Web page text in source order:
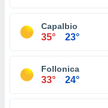
Capalbio
35° 23°
Follonica
33° 24°